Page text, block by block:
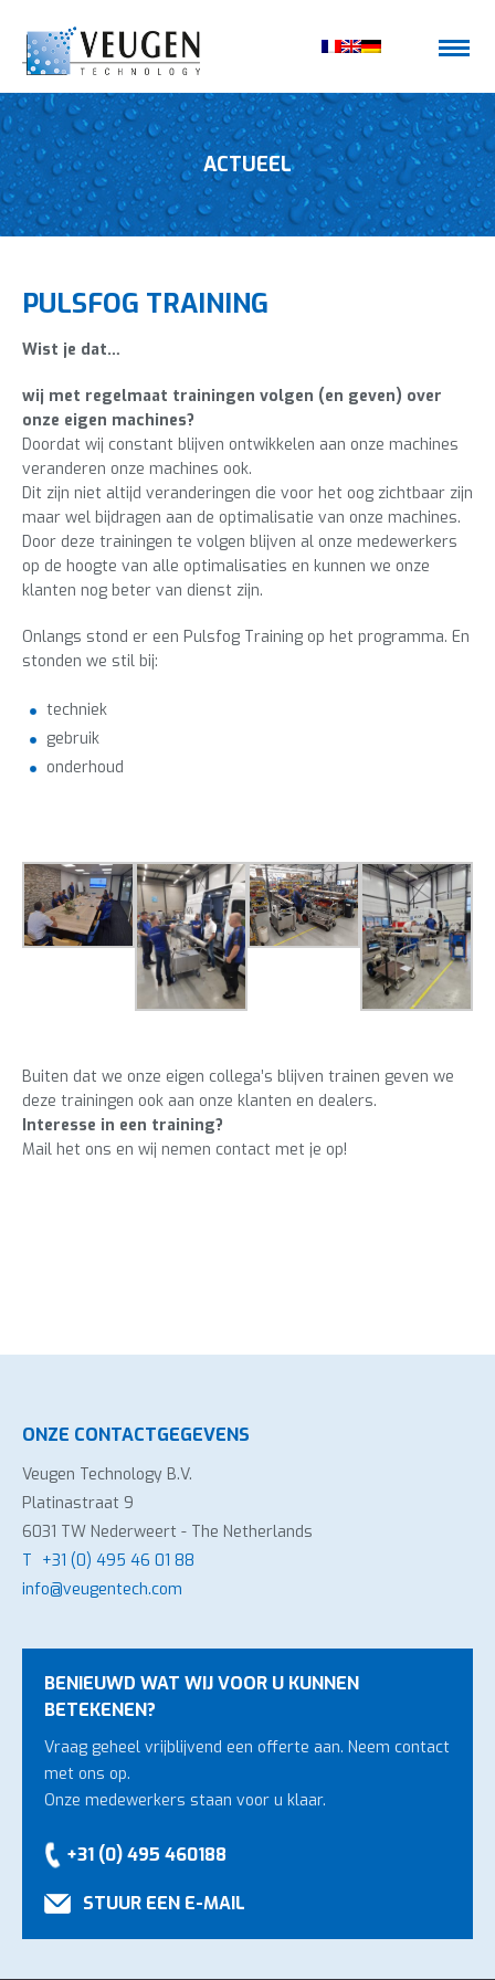
ACTUEEL
PULSFOG TRAINING
Wist je dat…
wij met regelmaat trainingen volgen (en geven) over
onze eigen machines?
Doordat wij constant blijven ontwikkelen aan onze machines
veranderen onze machines ook.
Dit zijn niet altijd veranderingen die voor het oog zichtbaar zijn
maar wel bijdragen aan de optimalisatie van onze machines.
Door deze trainingen te volgen blijven al onze medewerkers
op de hoogte van alle optimalisaties en kunnen we onze
klanten nog beter van dienst zijn.
Onlangs stond er een Pulsfog Training op het programma. En
stonden we stil bij:
techniek
gebruik
onderhoud
Buiten dat we onze eigen collega’s blijven trainen geven we
deze trainingen ook aan onze klanten en dealers.
Interesse in een training?
Mail het ons en wij nemen contact met je op!
ONZE CONTACTGEGEVENS
Veugen Technology B.V.
Platinastraat 9
6031 TW Nederweert - The Netherlands
T +31 (0) 495 46 01 88
info@veugentech.com
BENIEUWD WAT WIJ VOOR U KUNNEN
BETEKENEN?
Vraag geheel vrijblijvend een offerte aan. Neem contact
met ons op.
Onze medewerkers staan voor u klaar.
+31 (0) 495 460188
STUUR EEN E-MAIL